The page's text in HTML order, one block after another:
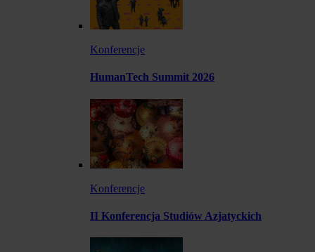
Konferencje
HumanTech Summit 2026
Konferencje
II Konferencja Studiów Azjatyckich